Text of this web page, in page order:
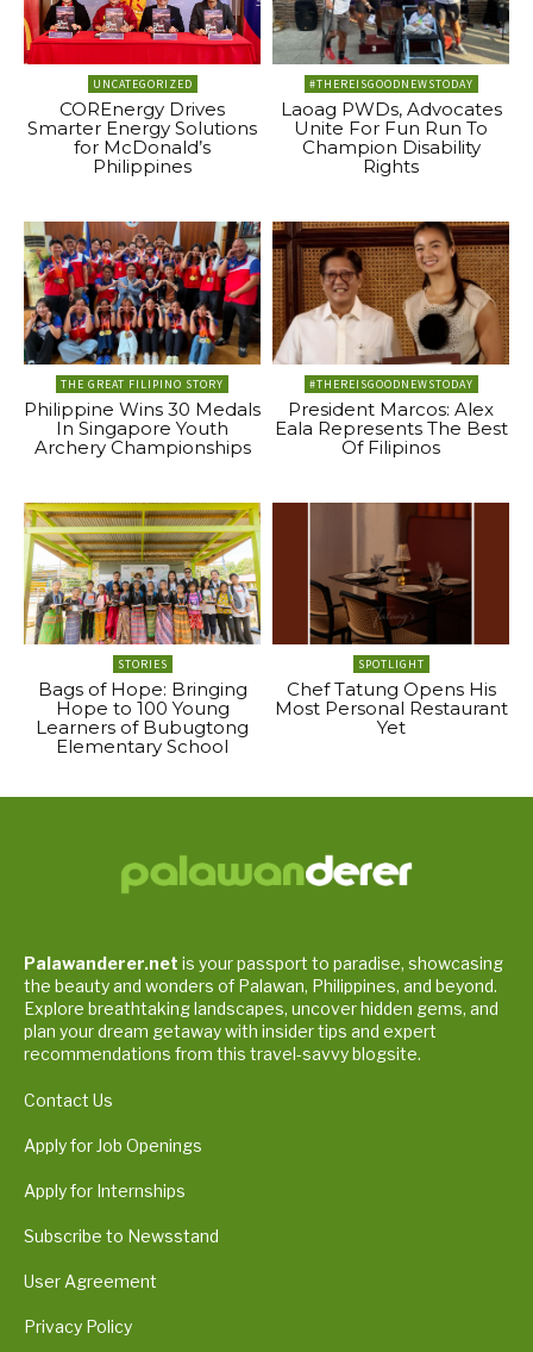
UNCATEGORIZED
COREnergy Drives
Smarter Energy Solutions
for McDonald’s
Philippines
#THEREISGOODNEWSTODAY
Laoag PWDs, Advocates
Unite For Fun Run To
Champion Disability
Rights
THE GREAT FILIPINO STORY
Philippine Wins 30 Medals
In Singapore Youth
Archery Championships
#THEREISGOODNEWSTODAY
President Marcos: Alex
Eala Represents The Best
Of Filipinos
STORIES
Bags of Hope: Bringing
Hope to 100 Young
Learners of Bubugtong
Elementary School
SPOTLIGHT
Chef Tatung Opens His
Most Personal Restaurant
Yet
Palawanderer.net is your passport to paradise, showcasing
the beauty and wonders of Palawan, Philippines, and beyond.
Explore breathtaking landscapes, uncover hidden gems, and
plan your dream getaway with insider tips and expert
recommendations from this travel-savvy blogsite.
Contact Us
Apply for Job Openings
Apply for Internships
Subscribe to Newsstand
User Agreement
Privacy Policy